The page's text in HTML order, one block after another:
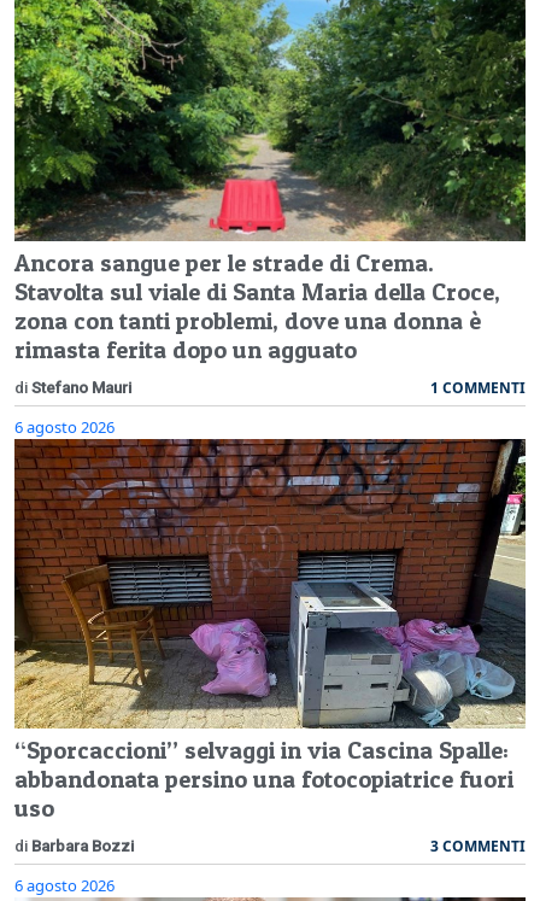
Ancora sangue per le strade di Crema.
Stavolta sul viale di Santa Maria della Croce,
zona con tanti problemi, dove una donna è
rimasta ferita dopo un agguato
di Stefano Mauri 1 COMMENTI
6 agosto 2026
“Sporcaccioni” selvaggi in via Cascina Spalle:
abbandonata persino una fotocopiatrice fuori
uso
di Barbara Bozzi 3 COMMENTI
6 agosto 2026